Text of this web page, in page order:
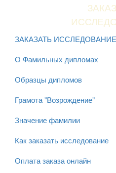
ЗАКАЗАТЬ ИССЛЕДОВАНИЕ
О Фамильных дипломах
Образцы дипломов
Грамота "Возрождение"
Значение фамилии
Как заказать исследование
Оплата заказа онлайн